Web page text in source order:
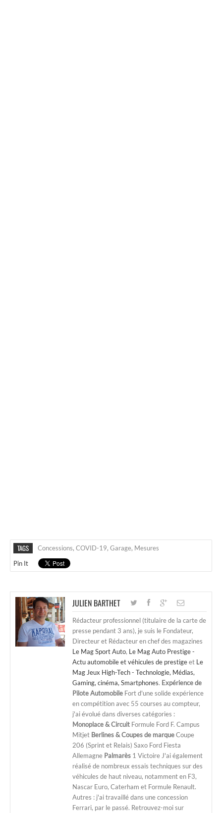
TAGS Concessions, COVID-19, Garage, Mesures
Pin It
JULIEN BARTHET
Rédacteur professionnel (titulaire de la carte de
presse pendant 3 ans), je suis le Fondateur,
Directeur et Rédacteur en chef des magazines
Le Mag Sport Auto, Le Mag Auto Prestige -
Actu automobile et véhicules de prestigeet Le
Mag Jeux High-Tech - Technologie, Médias,
Gaming, cinéma, Smartphones. Expérience de
Pilote Automobile Fort d'une solide expérience
en compétition avec 55 courses au compteur,
j'ai évolué dans diverses catégories :
Monoplace & Circuit Formule Ford F. Campus
Mitjet Berlines & Coupes de marqueCoupe
206 (Sprint et Relais) Saxo Ford Fiesta
Allemagne Palmarès 1 Victoire J'ai également
réalisé de nombreux essais techniques sur des
véhicules de haut niveau, notamment en F3,
Nascar Euro, Caterham et Formule Renault.
Autres : j'ai travaillé dans une concession
Ferrari, par le passé. Retrouvez-moi sur